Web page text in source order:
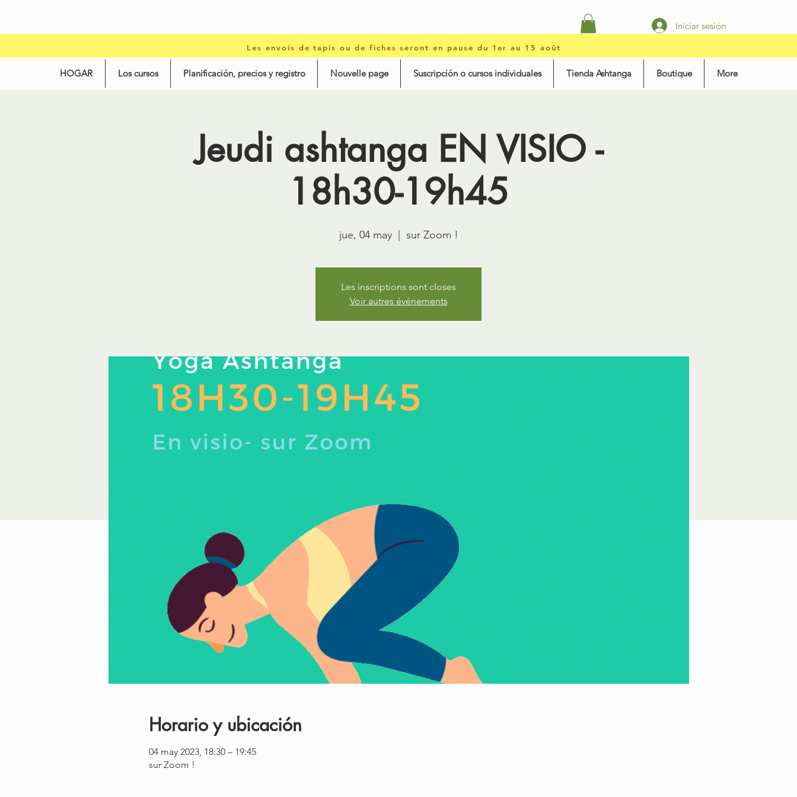
Iniciar sesión
Les envois de tapis ou de fiches seront en pause du 1er au 15 août
HOGAR Los cursos Planificación, precios y registro Nouvelle page Suscripción o cursos individuales Tienda Ashtanga Boutique More
Jeudi ashtanga EN VISIO -
18h30-19h45
jue, 04 may
  |
sur Zoom !
Les inscriptions sont closes
Voir autres événements
Horario y ubicación
04 may 2023, 18:30 – 19:45
sur Zoom !